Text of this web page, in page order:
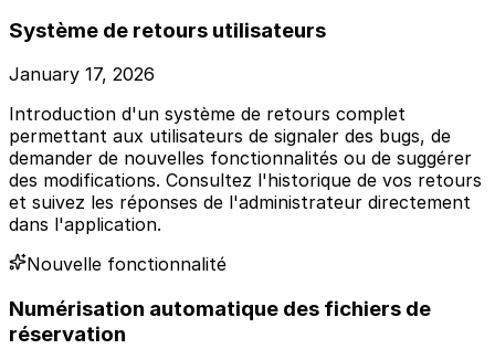
Système de retours utilisateurs
January 17, 2026
Introduction d'un système de retours complet
permettant aux utilisateurs de signaler des bugs, de
demander de nouvelles fonctionnalités ou de suggérer
des modifications. Consultez l'historique de vos retours
et suivez les réponses de l'administrateur directement
dans l'application.
Nouvelle fonctionnalité
Numérisation automatique des fichiers de
réservation